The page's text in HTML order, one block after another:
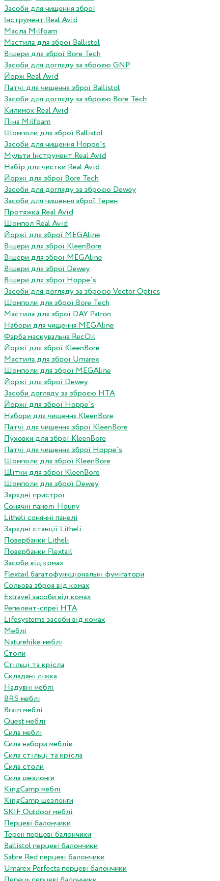
Засоби для чищення зброї
Інструмент Real Avid
Масла Milfoam
Мастила для зброї Ballistol
Вішери для зброї Bore Tech
Засоби для догляду за зброєю GNP
Йорж Real Avid
Патчі для чищення зброї Ballistol
Засоби для догляду за зброєю Bore Tech
Килимок Real Avid
Піна Milfoam
Шомполи для зброї Ballistol
Засоби для чищення Hoppe`s
Мульти Інструмент Real Avid
Набір для чистки Real Avid
Йоржі для зброї Bore Tech
Засоби для догляду за зброєю Dewey
Засоби для чищення зброї Терен
Протяжка Real Avid
Шомпол Real Avid
Йоржі для зброї MEGAline
Вішери для зброї KleenBore
Вішери для зброї MEGAline
Вішери для зброї Dewey
Вішери для зброї Hoppe`s
Засоби для догляду за зброєю Vector Optics
Шомполи для зброї Bore Tech
Мастила для зброї DAY Patron
Набори для чищення MEGAline
Фарба маскувальна RecOil
Йоржі для зброї KleenBore
Мастила для зброї Umarex
Шомполи для зброї MEGAline
Йоржі для зброї Dewey
Засоби догляду за зброєю HTA
Йоржі для зброї Hoppe`s
Набори для чищення KleenBore
Патчі для чищення зброї KleenBore
Пуховки для зброї KleenBore
Патчі для чищення зброї Hoppe`s
Шомполи для зброї KleenBore
Щітки для зброї KleenBore
Шомполи для зброї Dewey
Зарядні пристрої
Сонячні панелі Houny
Litheli сонячні панелі
Зарядні станції Litheli
Повербанки Litheli
Повербанки Flextail
Засоби від комах
Flextail багатофункціональні фумігатори
Сольова зброя від комах
Extravel засоби від комах
Репелент-спреї HTA
Lifesystems засоби від комах
Меблі
Naturehike меблі
Столи
Стільці та крісла
Складані ліжка
Надувні меблі
BRS меблі
Brain меблі
Quest меблі
Сила меблі
Сила набори меблів
Сила стільці та крісла
Сила столи
Сила шезлонги
KingCamp меблі
KingCamp шезлонги
SKIF Outdoor меблі
Перцеві балончики
Терен перцеві балончики
Ballistol перцеві балончики
Sabre Red перцеві балончики
Umarex Perfecta перцеві балончики